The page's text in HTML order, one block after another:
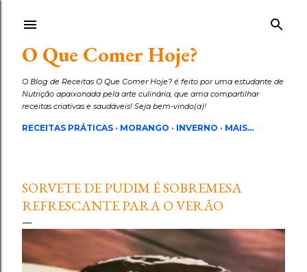
O Que Comer Hoje?
O Blog de Receitas O Que Comer Hoje? é feito por uma estudante de
Nutrição apaixonada pela arte culinária, que ama compartilhar
receitas criativas e saudáveis! Seja bem-vindo(a)!
RECEITAS PRÁTICAS MORANGO INVERNO MAIS…
SORVETE DE PUDIM É SOBREMESA
REFRESCANTE PARA O VERÃO